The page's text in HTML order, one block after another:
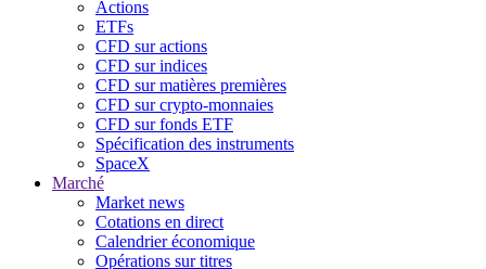
Actions
ETFs
CFD sur actions
CFD sur indices
CFD sur matières premières
CFD sur crypto-monnaies
CFD sur fonds ETF
Spécification des instruments
SpaceX
Marché
Market news
Cotations en direct
Calendrier économique
Opérations sur titres